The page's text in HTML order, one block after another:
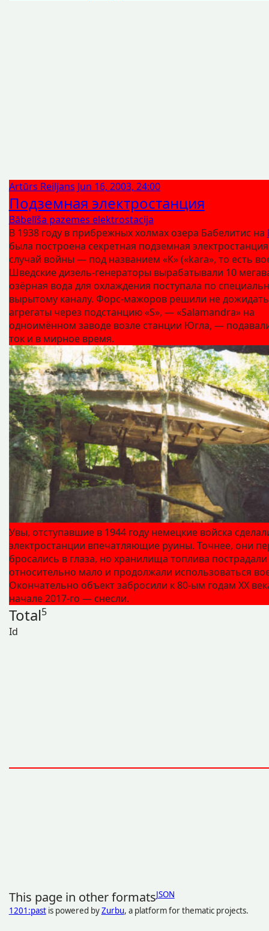
Artūrs Reiljans Jun 16, 2003, 24:00
Подземная электростанция
Bābelīša pazemes elektrostacija
В 1938 году в прибрежных холмах озера Бабелитис на
была построена секретная подземная
случай войны — под названием «К» («kara», то есть
Шведские дизель-генераторы вырабатывали 10
озёрная вода для охлаждения поступала по
вырытому каналу. Форс-мажоров решили не
агрегаты через подстанцию «S», — «Salamandra» на
одноимённом заводе возле станции Югла, —
ток и в мирное время.
Увы, отступавшие в 1944 году немецкие войска
электростанции впечатляющие руины. Точнее, они
бросались в глаза, но хранилища топлива пострадали
относительно мало и продолжали использоваться
Окончательно объект забросили к 80‑ым годам ХХ
начале 2017-го — снесли.
Total5
Id
This page in other formatsJSON
1201:pastis powered byZurbu, a platform for thematic projects.